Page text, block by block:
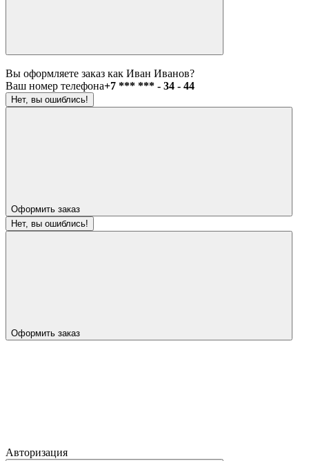
Вы оформляете заказ как Иван Иванов?
Ваш номер телефона+7 *** *** - 34 - 44
Нет, вы ошиблись!
Оформить заказ
Нет, вы ошиблись!
Оформить заказ
Авторизация